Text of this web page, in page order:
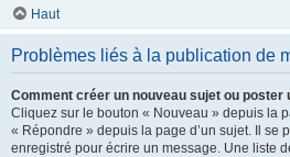
Haut
Problèmes liés à la publication de
Comment créer un nouveau sujet ou poster
Cliquez sur le bouton « Nouveau » depuis la
« Répondre » depuis la page d’un sujet. Il se
enregistré pour écrire un message. Une liste